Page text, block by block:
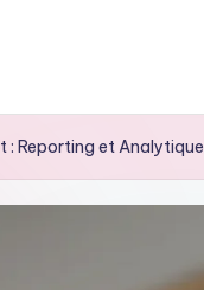
: Reporting et Analytique